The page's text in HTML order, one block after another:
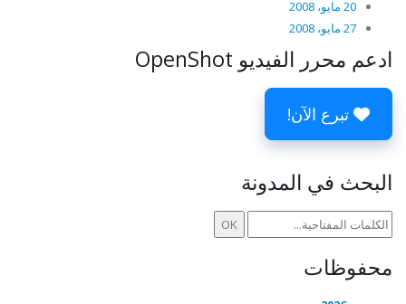
20 مايو، 2008
27 مايو، 2008
ادعم محرر الفيديو OpenShot
تبرع الآن!
البحث في المدونة
محفوظات